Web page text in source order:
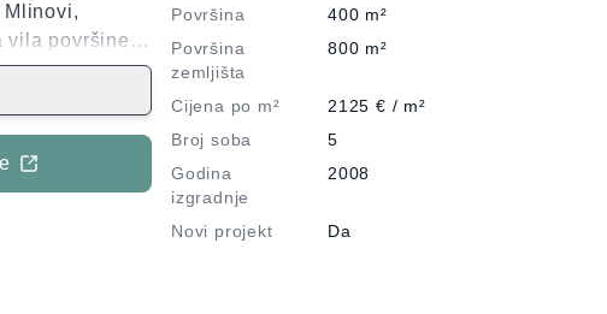
Mlinovi,
vila površine
s izvrsnim
s kuhinjom i
svakoj etaži,
prekrasan
Površina
400 m²
Površina
zemljišta
800 m²
Cijena po m² 2125 € / m²
Broj soba
5
Godina
izgradnje
2008
Novi projekt Da